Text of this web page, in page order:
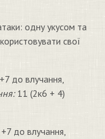
одну укусом та
свої
до влучання,
11 (2к6 + 4)
до влучання,